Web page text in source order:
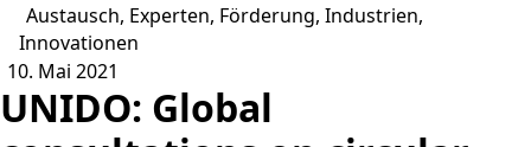
Austausch Experten Förderung Industrien
Innovationen
10. Mai 2021
UNIDO: Global